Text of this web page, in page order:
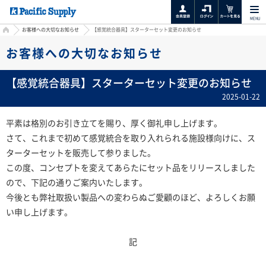
MENU
HOMEお客様への大切なお知らせ 【感覚統合器具】スターターセット変更のお知らせ
お客様への大切なお知らせ
【感覚統合器具】スターターセット変更のお知らせ
2025-01-22
平素は格別のお引き立てを賜り、厚く御礼申し上げます。
さて、これまで初めて感覚統合を取り入れられる施設様向けに、ス
ターターセットを販売して参りました。
この度、コンセプトを変えてあらたにセット品をリリースしました
ので、下記の通りご案内いたします。
今後とも弊社取扱い製品への変わらぬご愛顧のほど、よろしくお願
い申し上げます。
記